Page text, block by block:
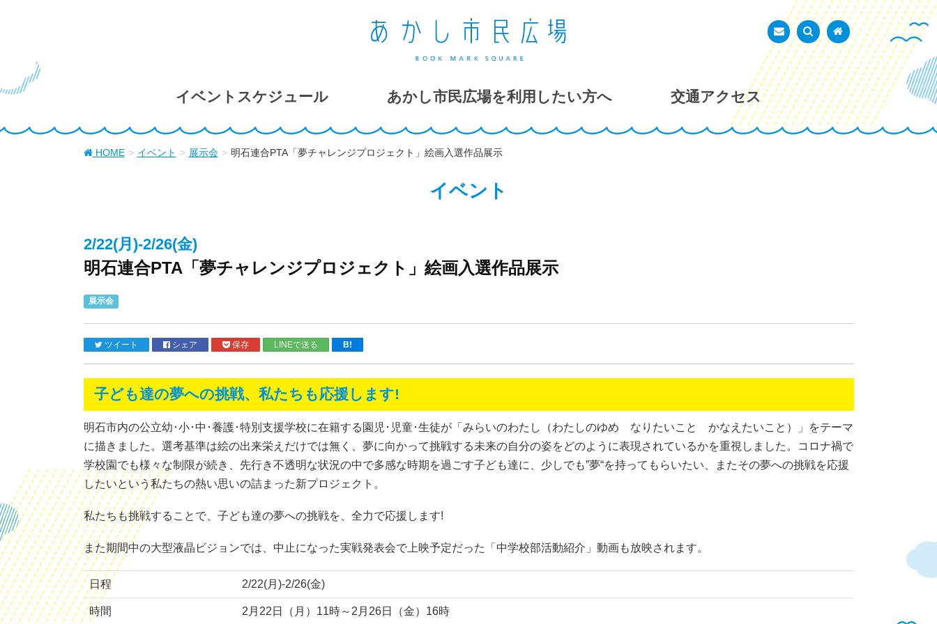
あかし市民広場
お問い合わせ
検索を表示トップページ
イベントスケジュール あかし市民広場を利用したい方へ 交通アクセス
HOME イベント 展示会 明石連合PTA「夢チャレンジプロジェクト」絵画入選作品展示
イベント
2/22(月)-2/26(金)
明石連合PTA「夢チャレンジプロジェクト」絵画入選作品展示
展示会
ツイート シェア 保存 LINEで送る B!
子ども達の夢への挑戦、私たちも応援します!
明石市内の公立幼･小･中･養護･特別支援学校に在籍する園児･児童･生徒が「みらいのわたし（わたしのゆめ なりたいこと かなえたいこと）」をテーマ
に描きました。選考基準は絵の出来栄えだけでは無く、夢に向かって挑戦する未来の自分の姿をどのように表現されているかを重視しました。コロナ禍で
学校園でも様々な制限が続き、先行き不透明な状況の中で多感な時期を過ごす子ども達に、少しでも”夢“を持ってもらいたい、またその夢への挑戦を応援
したいという私たちの熱い思いの詰まった新プロジェクト。
私たちも挑戦することで、子ども達の夢への挑戦を、全力で応援します!
また期間中の大型液晶ビジョンでは、中止になった実戦発表会で上映予定だった「中学校部活動紹介」動画も放映されます。
日程 2/22(月)-2/26(金)
時間 2月22日（月）11時～2月26日（金）16時